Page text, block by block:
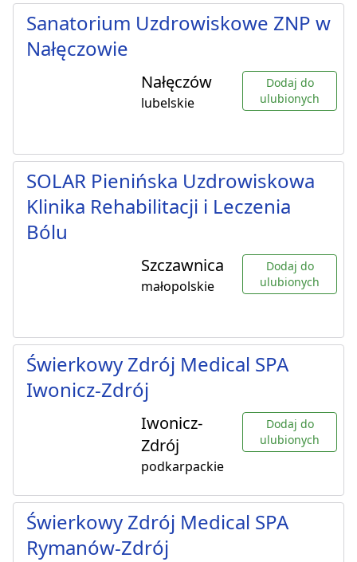
Sanatorium Uzdrowiskowe ZNP w
Nałęczowie
Nałęczów
lubelskie
Dodaj do
ulubionych
SOLAR Pienińska Uzdrowiskowa
Klinika Rehabilitacji i Leczenia
Bólu
Szczawnica
małopolskie
Dodaj do
ulubionych
Świerkowy Zdrój Medical SPA
Iwonicz-Zdrój
Iwonicz-
Zdrój
podkarpackie
Dodaj do
ulubionych
Świerkowy Zdrój Medical SPA
Rymanów-Zdrój